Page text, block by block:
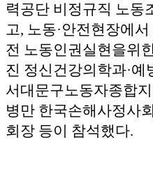
력공단 비정규직 노동
고, 노동·안전현장에
전 노동인권실현을위
진 정신건강의학과·
서대문구노동자종합
병만 한국손해사정사
회장 등이 참석했다.